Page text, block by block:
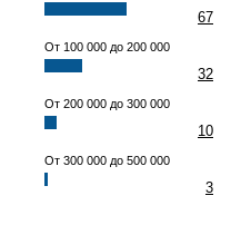
67
От 100 000 до 200 000
32
От 200 000 до 300 000
10
От 300 000 до 500 000
3